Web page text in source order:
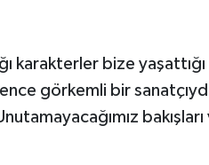
karakterler bize
görkemli bir